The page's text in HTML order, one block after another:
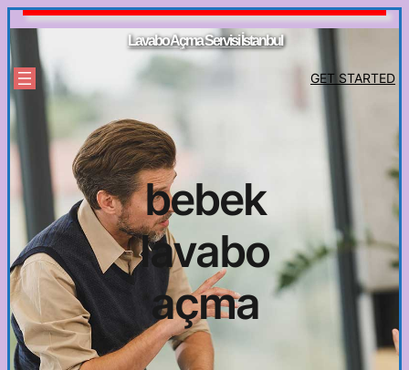
İçeriğe
Lavabo Açma Servisi İstanbul
GET STARTED
bebek
lavabo
açma